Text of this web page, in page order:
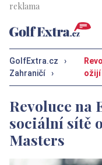
GolfExtra.cz
›
Zahraničí
›
ožijí
Revoluce na
sociální sítě
Masters